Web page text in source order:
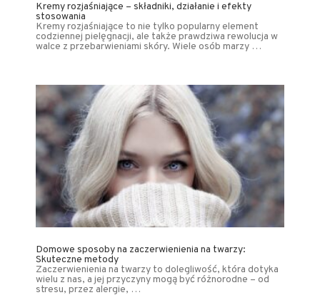
Kremy rozjaśniające – składniki, działanie i efekty
stosowania
Kremy rozjaśniające to nie tylko popularny element
codziennej pielęgnacji, ale także prawdziwa rewolucja w
walce z przebarwieniami skóry. Wiele osób marzy …
Domowe sposoby na zaczerwienienia na twarzy:
Skuteczne metody
Zaczerwienienia na twarzy to dolegliwość, która dotyka
wielu z nas, a jej przyczyny mogą być różnorodne – od
stresu, przez alergie, …